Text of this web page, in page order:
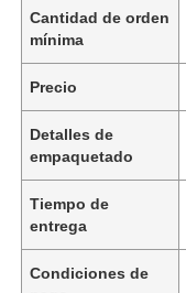
Cantidad de orden
mínima
Precio
Detalles de
empaquetado
Tiempo de
entrega
Condiciones de